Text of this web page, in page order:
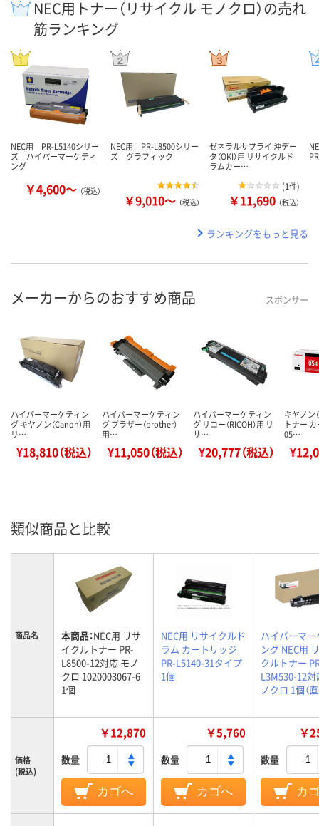
NEC用トナー（リサイクル モノクロ）の売れ
筋ランキング
NEC用 PR-L5140シリー
ズ ハイパーマーケティ
ング
￥4,600～ （税込）
NEC用 PR-L8500シリー
ズ グラフィック
￥9,010～ （税込）
ゼネラルサプライ 沖デー
タ（OKI）用 リサイクルド
ラムカー…
(1件)
￥11,690 （税込）
ランキングをもっと見る
メーカーからのおすすめ商品 スポンサー
ハイパーマーケティン
グ キヤノン（Canon）用
リ…
¥18,810（税込）
ハイパーマーケティン
グ ブラザー（brother）
用…
¥11,050（税込）
ハイパーマーケティン
グ リコー（RICOH）用 リ
サ…
¥20,777（税込）
キヤノン
トナー
05…
類似商品と比較
商品名 本商品：NEC用 リサ
イクルトナー PR-
L8500-12対応 モノ
クロ 1020003067-6
1個
NEC用 リサイクルド
ラム カートリッジ
PR-L5140-31タイプ
1個
ハイパーマ
ング NEC用
クルトナー
L3M530-12対
ノクロ 1個（
価格
(税込)
￥12,870
数量
カゴへ
￥5,760
数量
カゴへ
￥
数量
カ